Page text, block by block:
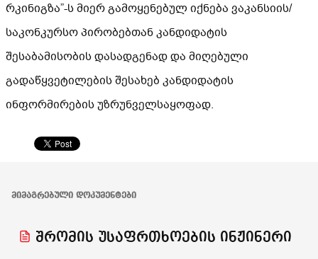
რკინიგზა”-ს მიერ გამოყენებულ იქნება ვაკანსიის/
საკონკურსო პირობებთან კანდიდატის
შესაბამისობის დასადგენად და მიღებული
გადაწყვეტილების შესახებ კანდიდატის
ინფორმირების უზრუნველსაყოფად.
ᲛᲘᲛᲐᲒᲠᲔᲑᲣᲚᲘ ᲓᲝᲙᲣᲛᲔᲜᲢᲔᲑᲘ
შრომის უსაფრთხოების ინჟინერი